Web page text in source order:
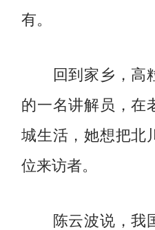
有。
回到家乡，高
的一名讲解员，在
城生活，她想把北
位来访者。
陈云波说，我